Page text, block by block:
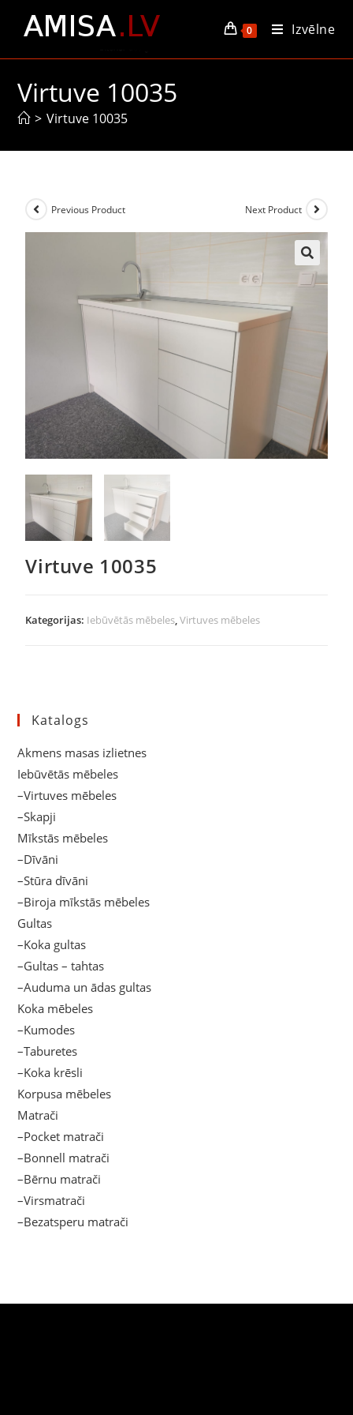
0 Izvēlne
Virtuve 10035
> Virtuve 10035
Previous Product Next Product
Virtuve 10035
Kategorijas: Iebūvētās mēbeles,Virtuves mēbeles
Katalogs
Akmens masas izlietnes
Iebūvētās mēbeles
–Virtuves mēbeles
–Skapji
Mīkstās mēbeles
–Dīvāni
–Stūra dīvāni
–Biroja mīkstās mēbeles
Gultas
–Koka gultas
–Gultas – tahtas
–Auduma un ādas gultas
Koka mēbeles
–Kumodes
–Taburetes
–Koka krēsli
Korpusa mēbeles
Matrači
–Pocket matrači
–Bonnell matrači
–Bērnu matrači
–Virsmatrači
–Bezatsperu matrači